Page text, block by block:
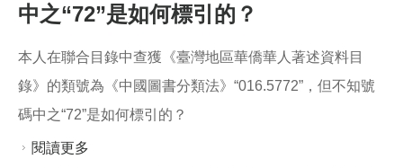
中之“72”是如何標引的？
本人在聯合目錄中查獲《臺灣地區華僑華人著述資料目
錄》的類號為《中國圖書分類法》“016.5772”，但不知號
碼中之“72”是如何標引的？
閱讀更多